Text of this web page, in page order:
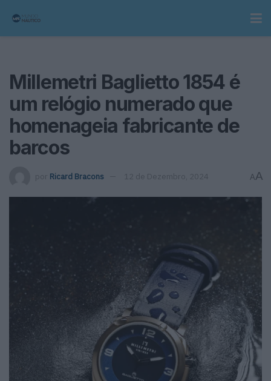
Millemetri Baglietto 1854 é
um relógio numerado que
homenageia fabricante de
barcos
por Ricard Bracons 12 de Dezembro, 2024 AA